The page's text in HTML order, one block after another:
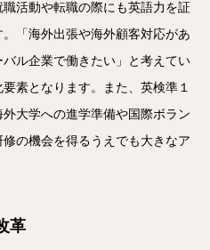
活動や転職の際にも英語力を証
「海外出張や海外顧客対応があ
ル企業で働きたい」と考えてい
素となります。また、英検準１
大学への進学準備や国際ボラン
の機会を得るうえでも大きなア
革